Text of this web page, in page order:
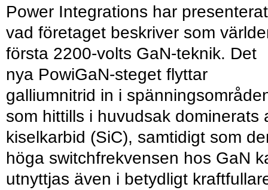
Power Integrations har presenterat
vad företaget beskriver som
första 2200-volts GaN-teknik. Det
nya PowiGaN-steget flyttar
galliumnitrid in i
som hittills i huvudsak dominerats
kiselkarbid (SiC), samtidigt som
höga switchfrekvensen hos GaN
utnyttjas även i betydligt